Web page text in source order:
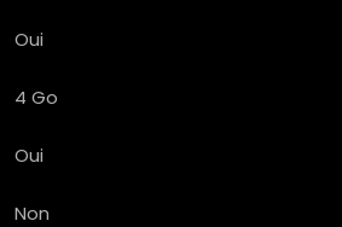
Oui
4 Go
Oui
Non